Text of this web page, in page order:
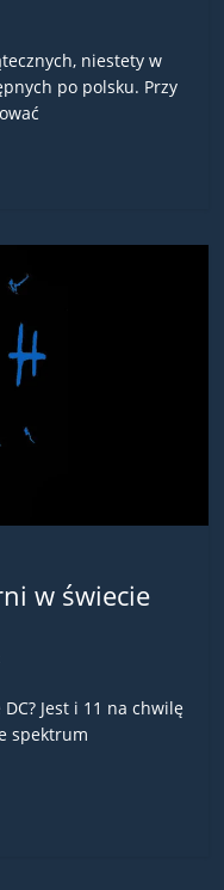
niestety w
po polsku. Przy
w świecie
Jest i 11 na chwilę
spektrum